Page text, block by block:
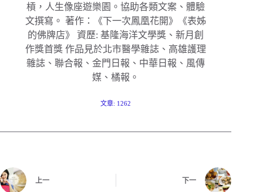
槓，人生像座遊樂園。協助各類文案、體驗
文撰寫。 著作：《下一次鳳凰花開》《表姊
的佛牌店》 資歷: 基隆海洋文學獎、新月創
作獎首獎 作品見於北市醫學雜誌、高雄護理
雜誌、聯合報、金門日報、中華日報、風傳
媒、橘報。
文章: 1262
上一 下一